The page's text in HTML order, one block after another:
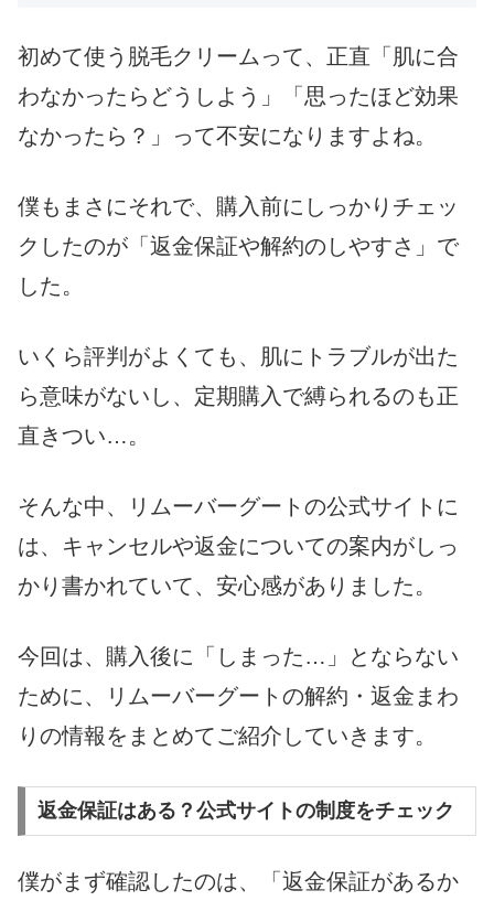
初めて使う脱毛クリームって、正直「肌に合
わなかったらどうしよう」「思ったほど効果
なかったら？」って不安になりますよね。
僕もまさにそれで、購入前にしっかりチェッ
クしたのが「返金保証や解約のしやすさ」で
した。
いくら評判がよくても、肌にトラブルが出た
ら意味がないし、定期購入で縛られるのも正
直きつい…。
そんな中、リムーバーグートの公式サイトに
は、キャンセルや返金についての案内がしっ
かり書かれていて、安心感がありました。
今回は、購入後に「しまった…」とならない
ために、リムーバーグートの解約・返金まわ
りの情報をまとめてご紹介していきます。
返金保証はある？公式サイトの制度をチェック
僕がまず確認したのは、「返金保証があるか